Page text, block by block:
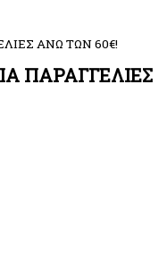
ΑΝΩ ΤΩΝ 60€!
ΠΑΡΑΓΓΕΛΙΕΣ